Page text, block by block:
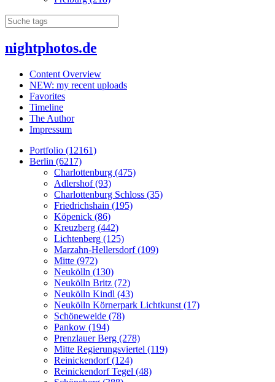
nightphotos.de
Content Overview
NEW: my recent uploads
Favorites
Timeline
The Author
Impressum
Portfolio (12161)
Berlin (6217)
Charlottenburg (475)
Adlershof (93)
Charlottenburg Schloss (35)
Friedrichshain (195)
Köpenick (86)
Kreuzberg (442)
Lichtenberg (125)
Marzahn-Hellersdorf (109)
Mitte (972)
Neukölln (130)
Neukölln Britz (72)
Neukölln Kindl (43)
Neukölln Körnerpark Lichtkunst (17)
Schöneweide (78)
Pankow (194)
Prenzlauer Berg (278)
Mitte Regierungsviertel (119)
Reinickendorf (124)
Reinickendorf Tegel (48)